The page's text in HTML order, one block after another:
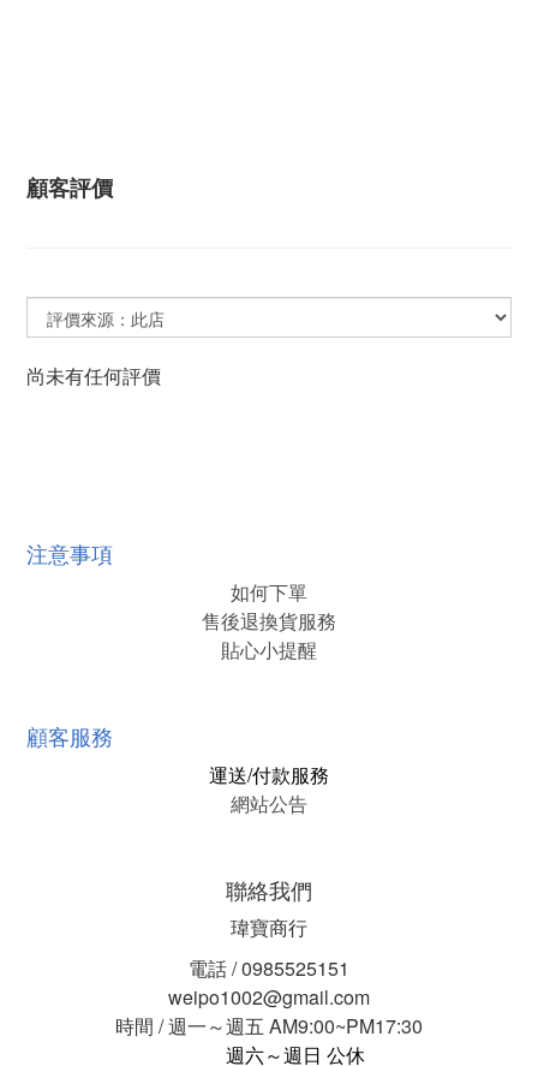
顧客評價
尚未有任何評價
注意事項
如何下單
售後退換貨服務
貼心小提醒
顧客服務
運送/付款服務
網站公告
聯絡我們
瑋寶商行
電話 / 0985525151
weipo1002@gmail.com
時間 / 週一～週五 AM9:00~PM17:30
週六～週日 公休